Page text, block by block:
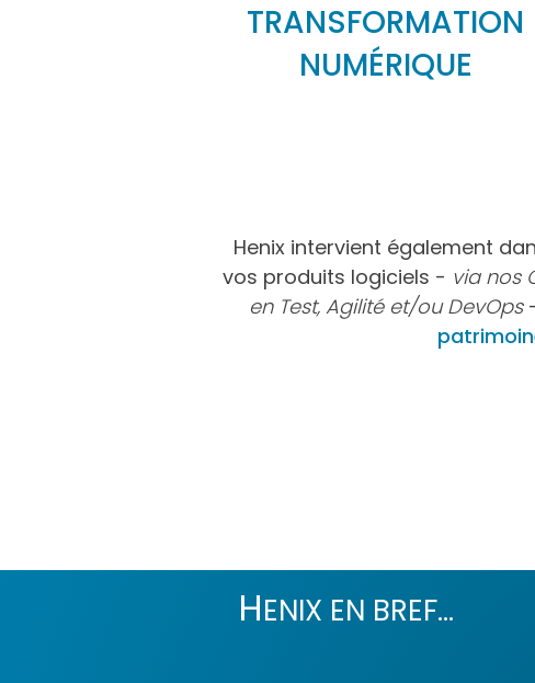
TRANSFORMATION
NUMÉRIQUE
Henix intervient également
vos produits logiciels - via nos
en Test, Agilité et/ou DevOps
HENIX EN BREF...